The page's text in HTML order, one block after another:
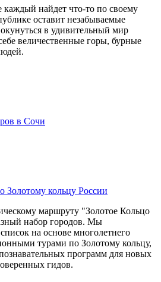
каждый найдет что-то по своему
оставит незабываемые
в удивительный мир
величественные горы, бурные
в Сочи
Золотому кольцу России
маршруту "Золотое Кольцо
набор городов. Мы
на основе многолетнего
турами по Золотому кольцу,
программ для новых
гидов.